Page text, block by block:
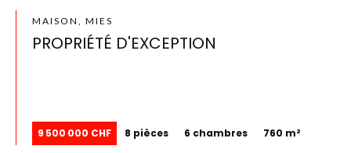
MAISON, MIES
PROPRIÉTÉ D'EXCEPTION
9 500 000 CHF 8 pièces 6 chambres 760 m²